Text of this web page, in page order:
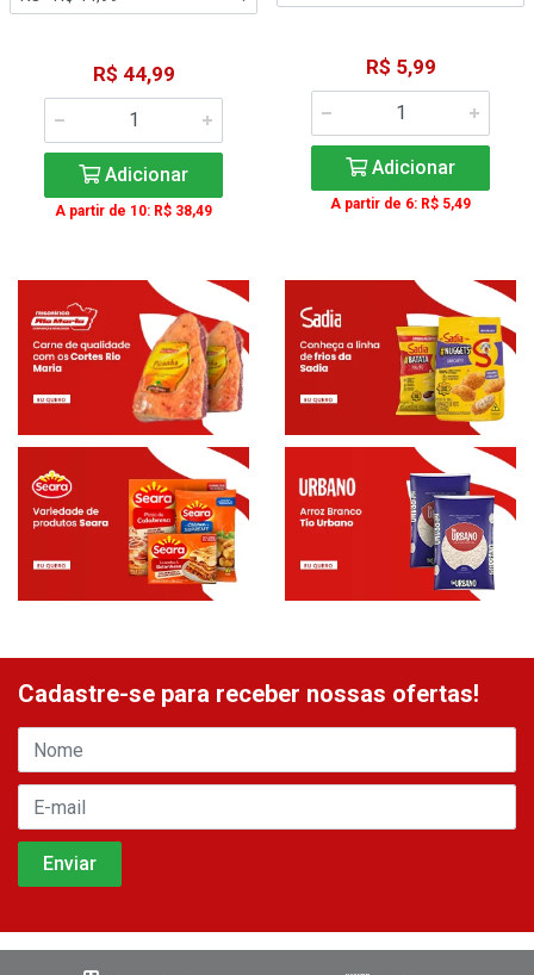
R$ 44,99
Adicionar
A partir de 10: R$ 38,49
R$ 5,99
Adicionar
A partir de 6: R$ 5,49
Cadastre-se para receber nossas ofertas!